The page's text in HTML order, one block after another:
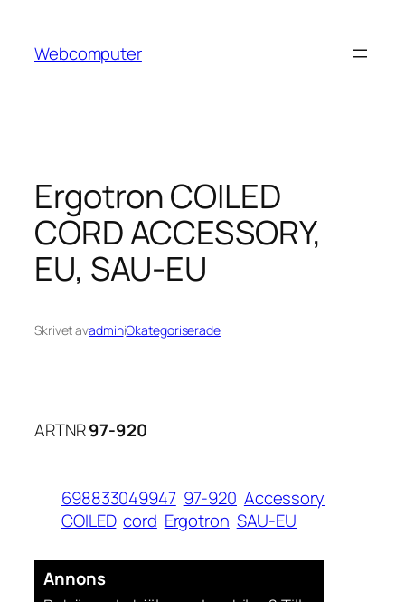
innehåll
Webcomputer
Ergotron COILED
CORD ACCESSORY,
EU, SAU-EU
Skrivet avadminiOkategoriserade
ARTNR97-920
698833049947 97-920 Accessory
COILED cord Ergotron SAU-EU
Annons